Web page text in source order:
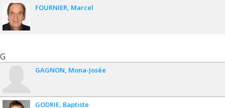
FOURNIER Marcel
G
GAGNON Mona-Josée
GODRIE Baptiste